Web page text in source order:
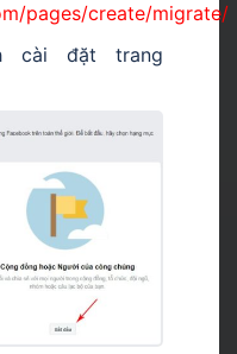
pages/create/migrate/
cài đặt trang